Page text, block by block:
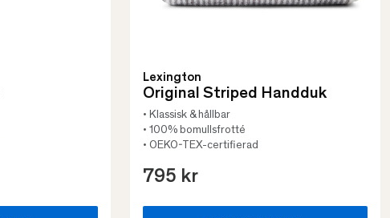
Lexington
Original Striped Handduk
• Klassisk & hållbar
• 100% bomullsfrotté
• OEKO-TEX-certifierad
795 kr